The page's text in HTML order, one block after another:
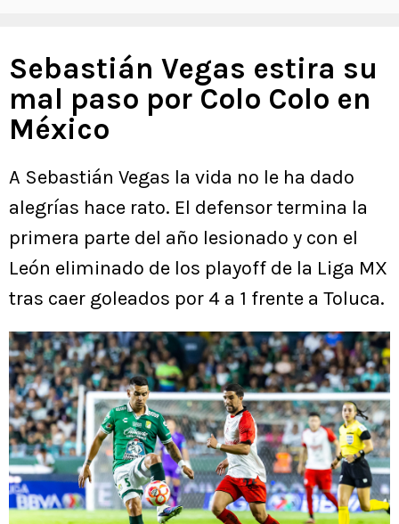
Sebastián Vegas estira su
mal paso por Colo Colo en
México
A Sebastián Vegas la vida no le ha dado
alegrías hace rato. El defensor termina la
primera parte del año lesionado y con el
León eliminado de los playoff de la Liga MX
tras caer goleados por 4 a 1 frente a Toluca.